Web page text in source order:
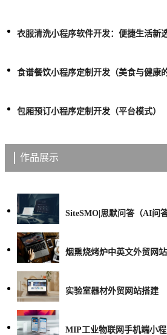
衣服清洗小程序软件开发：便捷生活新
食谱餐饮小程序定制开发（美食与健康
包厢预订小程序定制开发（平台模式）
作品展示
SiteSMO|思默问答（AI问
烟熏烧烤炉中英文外贸网
实验室器材外贸网站搭建
MIP工业物联网手机端小